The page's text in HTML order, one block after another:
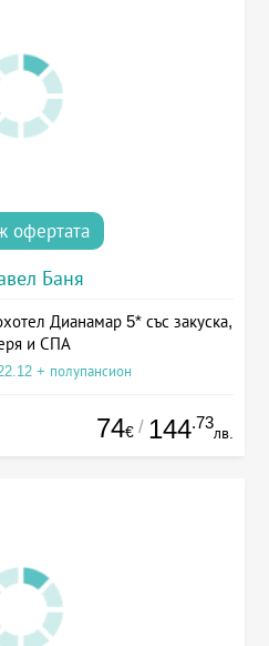
офертата
Баня
Дианамар 5* със закуска,
и СПА
+ полупансион
74€ / 144.73
лв.